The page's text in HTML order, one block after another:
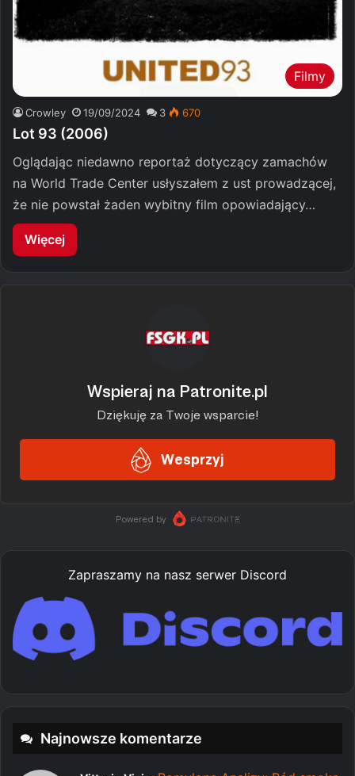
Filmy
Crowley 19/09/2024 3 670
Lot 93 (2006)
Oglądając niedawno reportaż dotyczący zamachów
na World Trade Center usłyszałem z ust prowadzącej,
że nie powstał żaden wybitny film opowiadający…
Więcej
Zapraszamy na nasz serwer Discord
Najnowsze komentarze